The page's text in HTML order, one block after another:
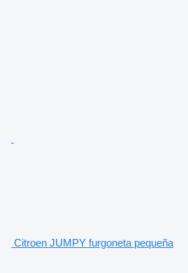
Citroen JUMPY furgoneta pequeña